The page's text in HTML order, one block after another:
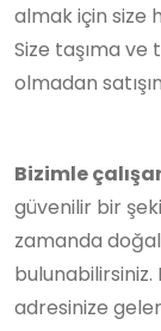
almak için size
Size taşıma
olmadan
Bizimle
güvenilir bir
zamanda
bulunabilirsiniz.
adresinize